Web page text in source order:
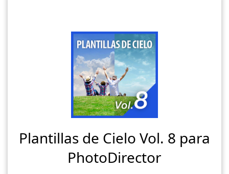
Plantillas de Cielo Vol. 8 para
PhotoDirector